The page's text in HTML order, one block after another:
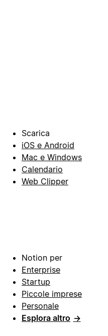
Scarica
iOS e Android
Mac e Windows
Calendario
Web Clipper
Notion per
Enterprise
Startup
Piccole imprese
Personale
Esplora altro →